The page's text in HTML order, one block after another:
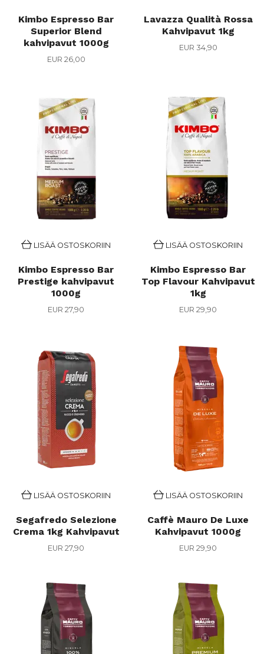
Kimbo Espresso Bar
Superior Blend
kahvipavut 1000g
EUR 26,00
Lavazza Qualità Rossa
Kahvipavut 1kg
EUR 34,90
LISÄÄ OSTOSKORIIN
Kimbo Espresso Bar
Prestige kahvipavut
1000g
EUR 27,90
LISÄÄ OSTOSKORIIN
Kimbo Espresso Bar
Top Flavour Kahvipavut
1kg
EUR 29,90
LISÄÄ OSTOSKORIIN
Segafredo Selezione
Crema 1kg Kahvipavut
EUR 27,90
LISÄÄ OSTOSKORIIN
Caffè Mauro De Luxe
Kahvipavut 1000g
EUR 29,90